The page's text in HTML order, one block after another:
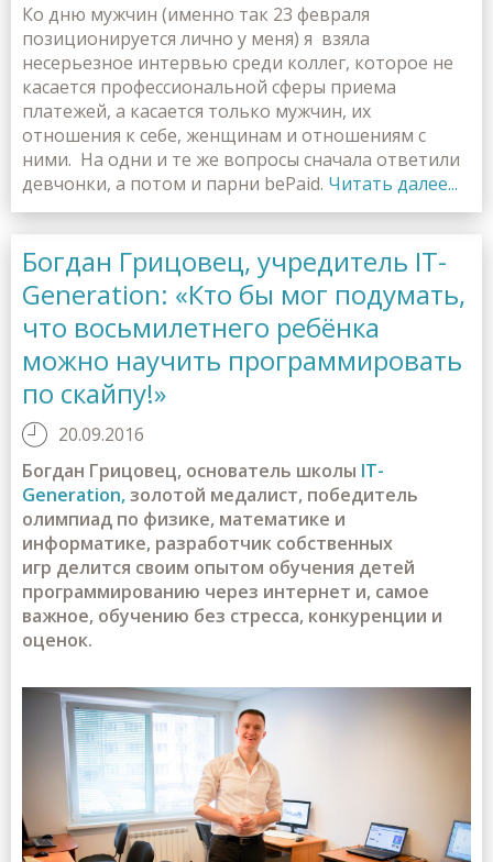
Ко дню мужчин (именно так 23 февраля
позиционируется лично у меня) я взяла
несерьезное интервью среди коллег, которое не
касается профессиональной сферы приема
платежей, а касается только мужчин, их
отношения к себе, женщинам и отношениям с
ними. На одни и те же вопросы сначала ответили
девчонки, а потом и парни bePaid. Читать далее...
Богдан Грицовец, учредитель IT-
Generation: «Кто бы мог подумать,
что восьмилетнего ребёнка
можно научить программировать
по скайпу!»
20.09.2016
Богдан Грицовец, основатель школы IT-
Generation,золотой медалист, победитель
олимпиад по физике, математике и
информатике, разработчик собственных
игр делится своим опытом обучения детей
программированию через интернет и, самое
важное, обучению без стресса, конкуренции и
оценок.